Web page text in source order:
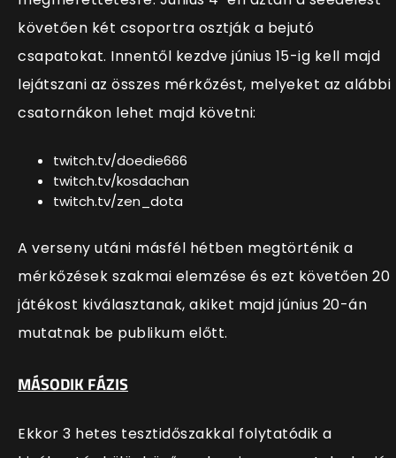
követően két csoportra osztják a bejutó
csapatokat. Innentől kezdve június 15-ig kell majd
lejátszani az összes mérkőzést, melyeket az alábbi
csatornákon lehet majd követni:
twitch.tv/doedie666
twitch.tv/kosdachan
twitch.tv/zen_dota
A verseny utáni másfél hétben megtörténik a
mérkőzések szakmai elemzése és ezt követően 20
játékost kiválasztanak, akiket majd június 20-án
mutatnak be publikum előtt.
MÁSODIK FÁZIS
Ekkor 3 hetes tesztidőszakkal folytatódik a